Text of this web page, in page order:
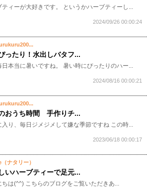
ティーが大好きです。 というかハーブティーし...
2024/09/26 00:00:24
ったり！水出しバタフ...
日本当に暑いですね。 暑い時にぴったりのハー...
2024/08/16 00:00:21
おうち時間 手作りチ...
入り、毎日ジメジメして嫌な季節ですね この時...
2023/06/18 00:00:17
ナタリー）
いハーブティーで足元...
ちは(^^) こちらのブログをご覧いただきあ...